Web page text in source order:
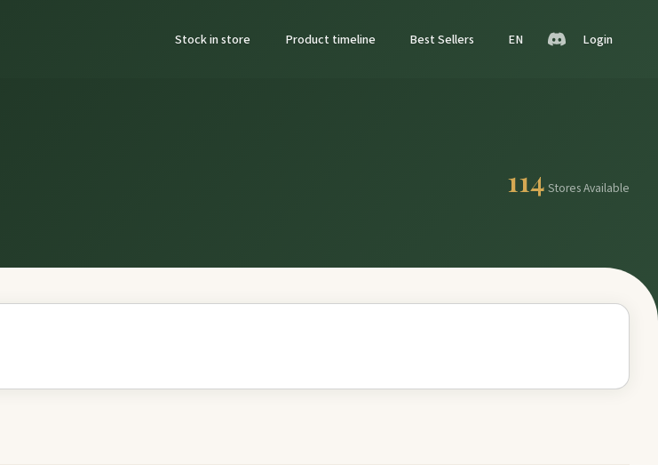
Stock in store Product timeline Best Sellers EN Login
114 Stores Available